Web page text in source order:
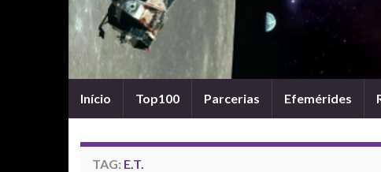
Início Top100 Parcerias Efemérides
TAG: E.T.